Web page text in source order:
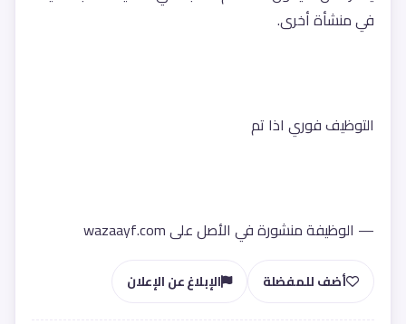
في منشأة أخرى.
التوظيف فوري اذا تم
— الوظيفة منشورة في الأصل على wazaayf.com
أضف للمفضلة الإبلاغ عن الإعلان